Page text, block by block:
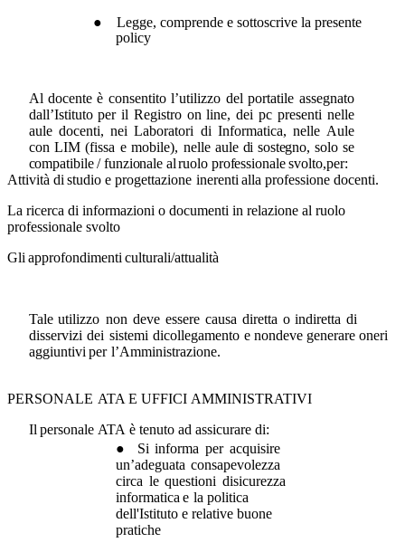
●
Legge, comprende e sottoscrive la presente
policy
Al docente è consentito l’utilizzo del portatile assegnato
dall’Istituto per il Registro on line, dei pc presenti nelle
aule docenti, nei Laboratori di Informatica, nelle Aule
con LIM (fissa e mobile), nelle aule di sostegno, solo se
compatibile / funzionale al ruolo professionale svolto,per:
Attività di studio e progettazione inerenti alla professione docenti.
La ricerca di informazioni o documenti in relazione al ruolo
professionale svolto
Gli approfondimenti culturali/attualità
Tale utilizzo non deve essere causa diretta o indiretta di
disservizi dei sistemi dicollegamento e nondeve generare oneri
aggiuntivi per l’Amministrazione.
PERSONALE ATA E UFFICI AMMINISTRATIVI
Il personale ATA è tenuto ad assicurare di:
●
Si informa per acquisire
un’adeguata consapevolezza
circa le questioni disicurezza
informatica e la politica
dell'Istituto e relative buone
pratiche